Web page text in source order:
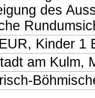
des
Kinder 1
am Kulm,